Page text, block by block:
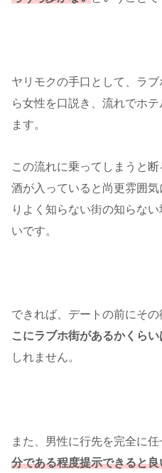
ヤリモクの手口として、ラ
ら女性を口説き、流れでホ
ます。
この流れに乗ってしまうと
酒が入っていると尚更雰囲
りよく知らない街の知らな
いです。
できれば、デートの前にその
こにラブホ街があるかくら
しれません。
また、男性に行先を完全に任
分である程度提示できると良